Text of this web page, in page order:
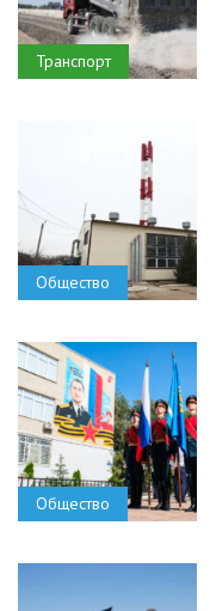
Транспорт
Общество
Общество